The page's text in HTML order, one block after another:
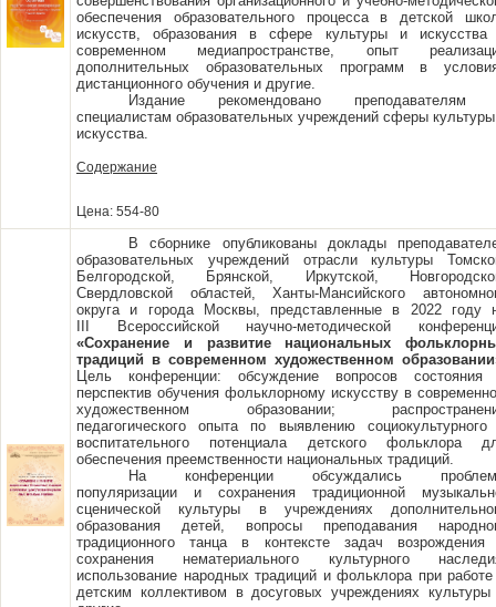
обеспечения образовательного процесса в детской
искусств, образования в сфере культуры и
современном медиапространстве, опыт
дополнительных образовательных программ в
дистанционного обучения и другие.
Издание рекомендовано преподавателям
специалистам образовательных учреждений сферы
искусства.
Содержание
Цена: 554-80
В сборнике опубликованы доклады
образовательных учреждений отрасли культуры
Белгородской, Брянской, Иркутской,
Свердловской областей, Ханты-Мансийского
округа и города Москвы, представленные в 2022 году
III Всероссийской научно-методической
«Сохранение и развитие национальных
традиций в современном художественном
Цель конференции: обсуждение вопросов состояния
перспектив обучения фольклорному искусству в
художественном образовании;
педагогического опыта по выявлению
воспитательного потенциала детского фольклора
обеспечения преемственности национальных традиций.
На конференции обсуждались
популяризации и сохранения традиционной
сценической культуры в учреждениях
образования детей, вопросы преподавания
традиционного танца в контексте задач
сохранения нематериального культурного
использование народных традиций и фольклора при
детским коллективом в досуговых учреждениях